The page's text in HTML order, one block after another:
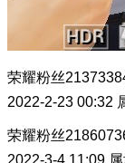
荣耀粉丝
2022-2-23 00:32
荣耀粉丝
2022-3-4 11:09